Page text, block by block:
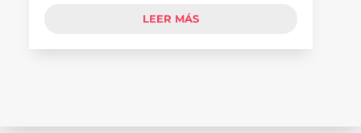
LEER MÁS